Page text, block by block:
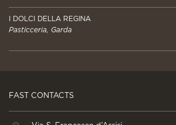
I DOLCI DELLA REGINA
Pasticceria, Garda
FAST CONTACTS